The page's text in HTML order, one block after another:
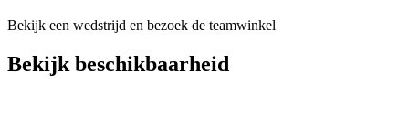
Bekijk een wedstrijd en bezoek de teamwinkel
Bekijk beschikbaarheid